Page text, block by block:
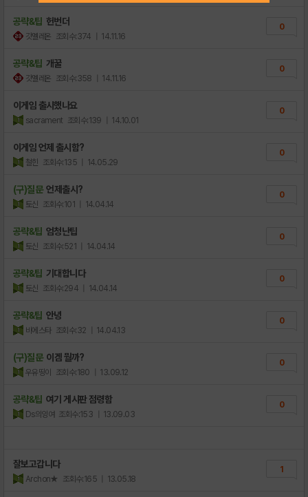
공략&팁 헌번더
갓멜레온 조회수:374 | 14.11.16
0
공략&팁 개꿀
갓멜레온 조회수:358 | 14.11.16
0
이게임 출시했나요
sacrament 조회수:139 | 14.10.01
0
이게임 언제 출시함?
철힌 조회수:135 | 14.05.29
0
(구)질문 언제출시?
토신 조회수:101 | 14.04.14
0
공략&팁 엄청난팁
토신 조회수:521 | 14.04.14
0
공략&팁 기대합니다
토신 조회수:294 | 14.04.14
0
공략&팁 안녕
비에스타 조회수:32 | 14.04.13
0
(구)질문 이겜 뭘까?
우유띵이 조회수:180 | 13.09.12
0
공략&팁 여기 게시판 점령함
Ds의잉여 조회수:153 | 13.09.03
0
잘보고갑니다
Archon★ 조회수:165 | 13.05.18
1